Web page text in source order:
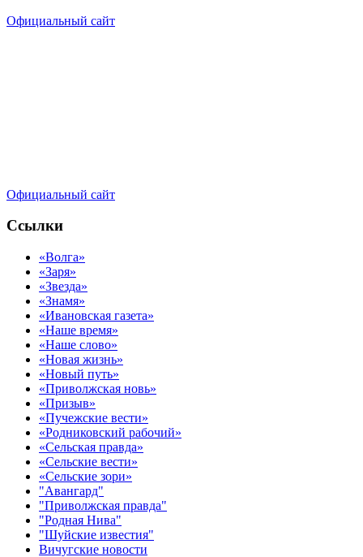
Официальный сайт
Официальный сайт
Ссылки
«Волга»
«Заря»
«Звезда»
«Знамя»
«Ивановская газета»
«Наше время»
«Наше слово»
«Новая жизнь»
«Новый путь»
«Приволжская новь»
«Призыв»
«Пучежские вести»
«Родниковский рабочий»
«Сельская правда»
«Сельские вести»
«Сельские зори»
"Авангард"
"Приволжская правда"
"Родная Нива"
"Шуйские известия"
Вичугские новости